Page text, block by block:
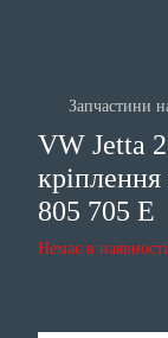
Запчастини
VW Jetta
805 705 E
Немає в наявності